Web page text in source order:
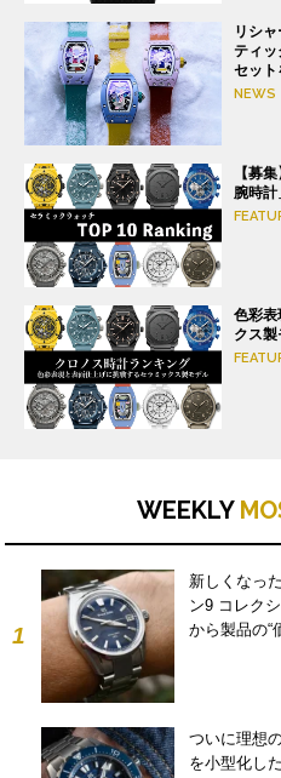
リシ
ティッ
セッ
NEWS
【募
腕時計
色彩表
クス
WEEKLY
1
新しくなっ
ン9 コレク
から製品の“
ついに理想
を小型化し